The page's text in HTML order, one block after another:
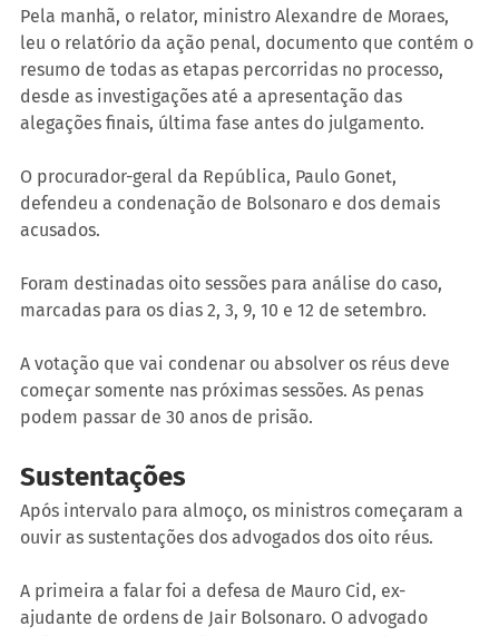
Pela manhã, o relator, ministro Alexandre de Moraes,
leu o relatório da ação penal, documento que contém o
resumo de todas as etapas percorridas no processo,
desde as investigações até a apresentação das
alegações finais, última fase antes do julgamento.
O procurador-geral da República, Paulo Gonet,
defendeu a condenação de Bolsonaro e dos demais
acusados.
Foram destinadas oito sessões para análise do caso,
marcadas para os dias 2, 3, 9, 10 e 12 de setembro.
A votação que vai condenar ou absolver os réus deve
começar somente nas próximas sessões. As penas
podem passar de 30 anos de prisão.
Sustentações
Após intervalo para almoço, os ministros começaram a
ouvir as sustentações dos advogados dos oito réus.
A primeira a falar foi a defesa de Mauro Cid, ex-
ajudante de ordens de Jair Bolsonaro. O advogado